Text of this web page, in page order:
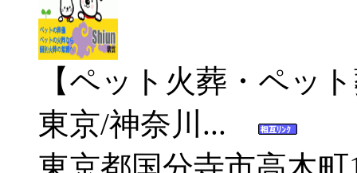
【ペット火葬・ペッ
東京/神奈川...